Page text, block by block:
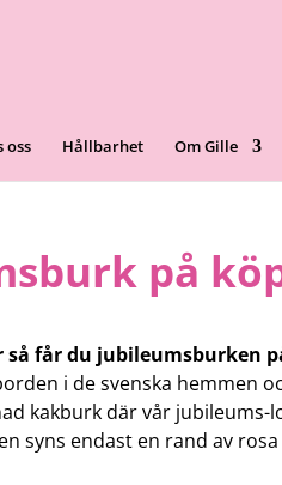
oss Hållbarhet Om Gille
på
så får du jubileumsburken
i de svenska hemmen
kakburk där vår
syns endast en rand av